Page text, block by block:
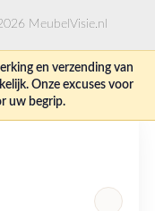
MeubelVisie.nl
en verzending van
Onze excuses voor
uw begrip.